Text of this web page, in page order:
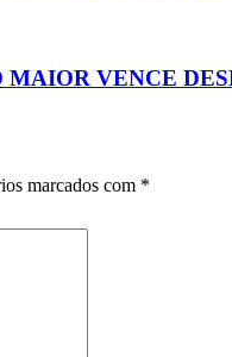
MAIOR VENCE
marcados com *